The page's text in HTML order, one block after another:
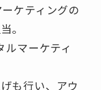
ケティングの
。
マーケティ
も行い、アウ